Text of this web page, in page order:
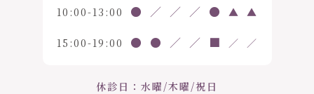
10:00-13:00 ● ／ ／ ／ ● ▲ ▲
15:00-19:00 ● ● ／ ／ ■ ／ ／
休診日：水曜/木曜/祝日